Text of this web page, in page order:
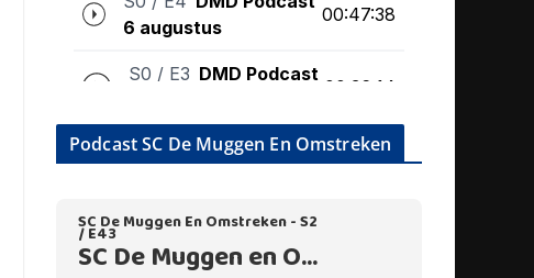
Podcast SC De Muggen En Omstreken